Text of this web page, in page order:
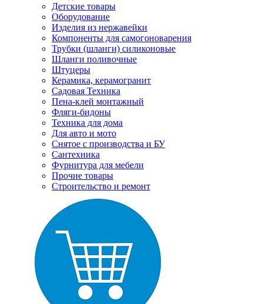
Детские товары
Оборудование
Изделия из нержавейки
Компоненты для самогоноварения
Трубки (шланги) силиконовые
Шланги поливочные
Штуцеры
Керамика, керамогранит
Садовая Техника
Пена-клей монтажный
Фляги-бидоны
Техника для дома
Для авто и мото
Снятое с производства и БУ
Сантехника
Фурнитура для мебели
Прочие товары
Строительство и ремонт